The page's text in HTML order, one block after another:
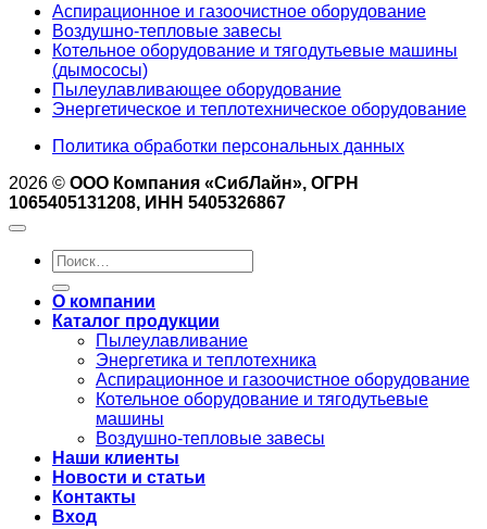
Аспирационное и газоочистное оборудование
Воздушно-тепловые завесы
Котельное оборудование и тягодутьевые машины
(дымососы)
Пылеулавливающее оборудование
Энергетическое и теплотехническое оборудование
Политика обработки персональных данных
2026 © ООО Компания «СибЛайн», ОГРН
1065405131208, ИНН 5405326867
Искать:
О компании
Каталог продукции
Пылеулавливание
Энергетика и теплотехника
Аспирационное и газоочистное оборудование
Котельное оборудование и тягодутьевые
машины
Воздушно-тепловые завесы
Наши клиенты
Новости и статьи
Контакты
Вход